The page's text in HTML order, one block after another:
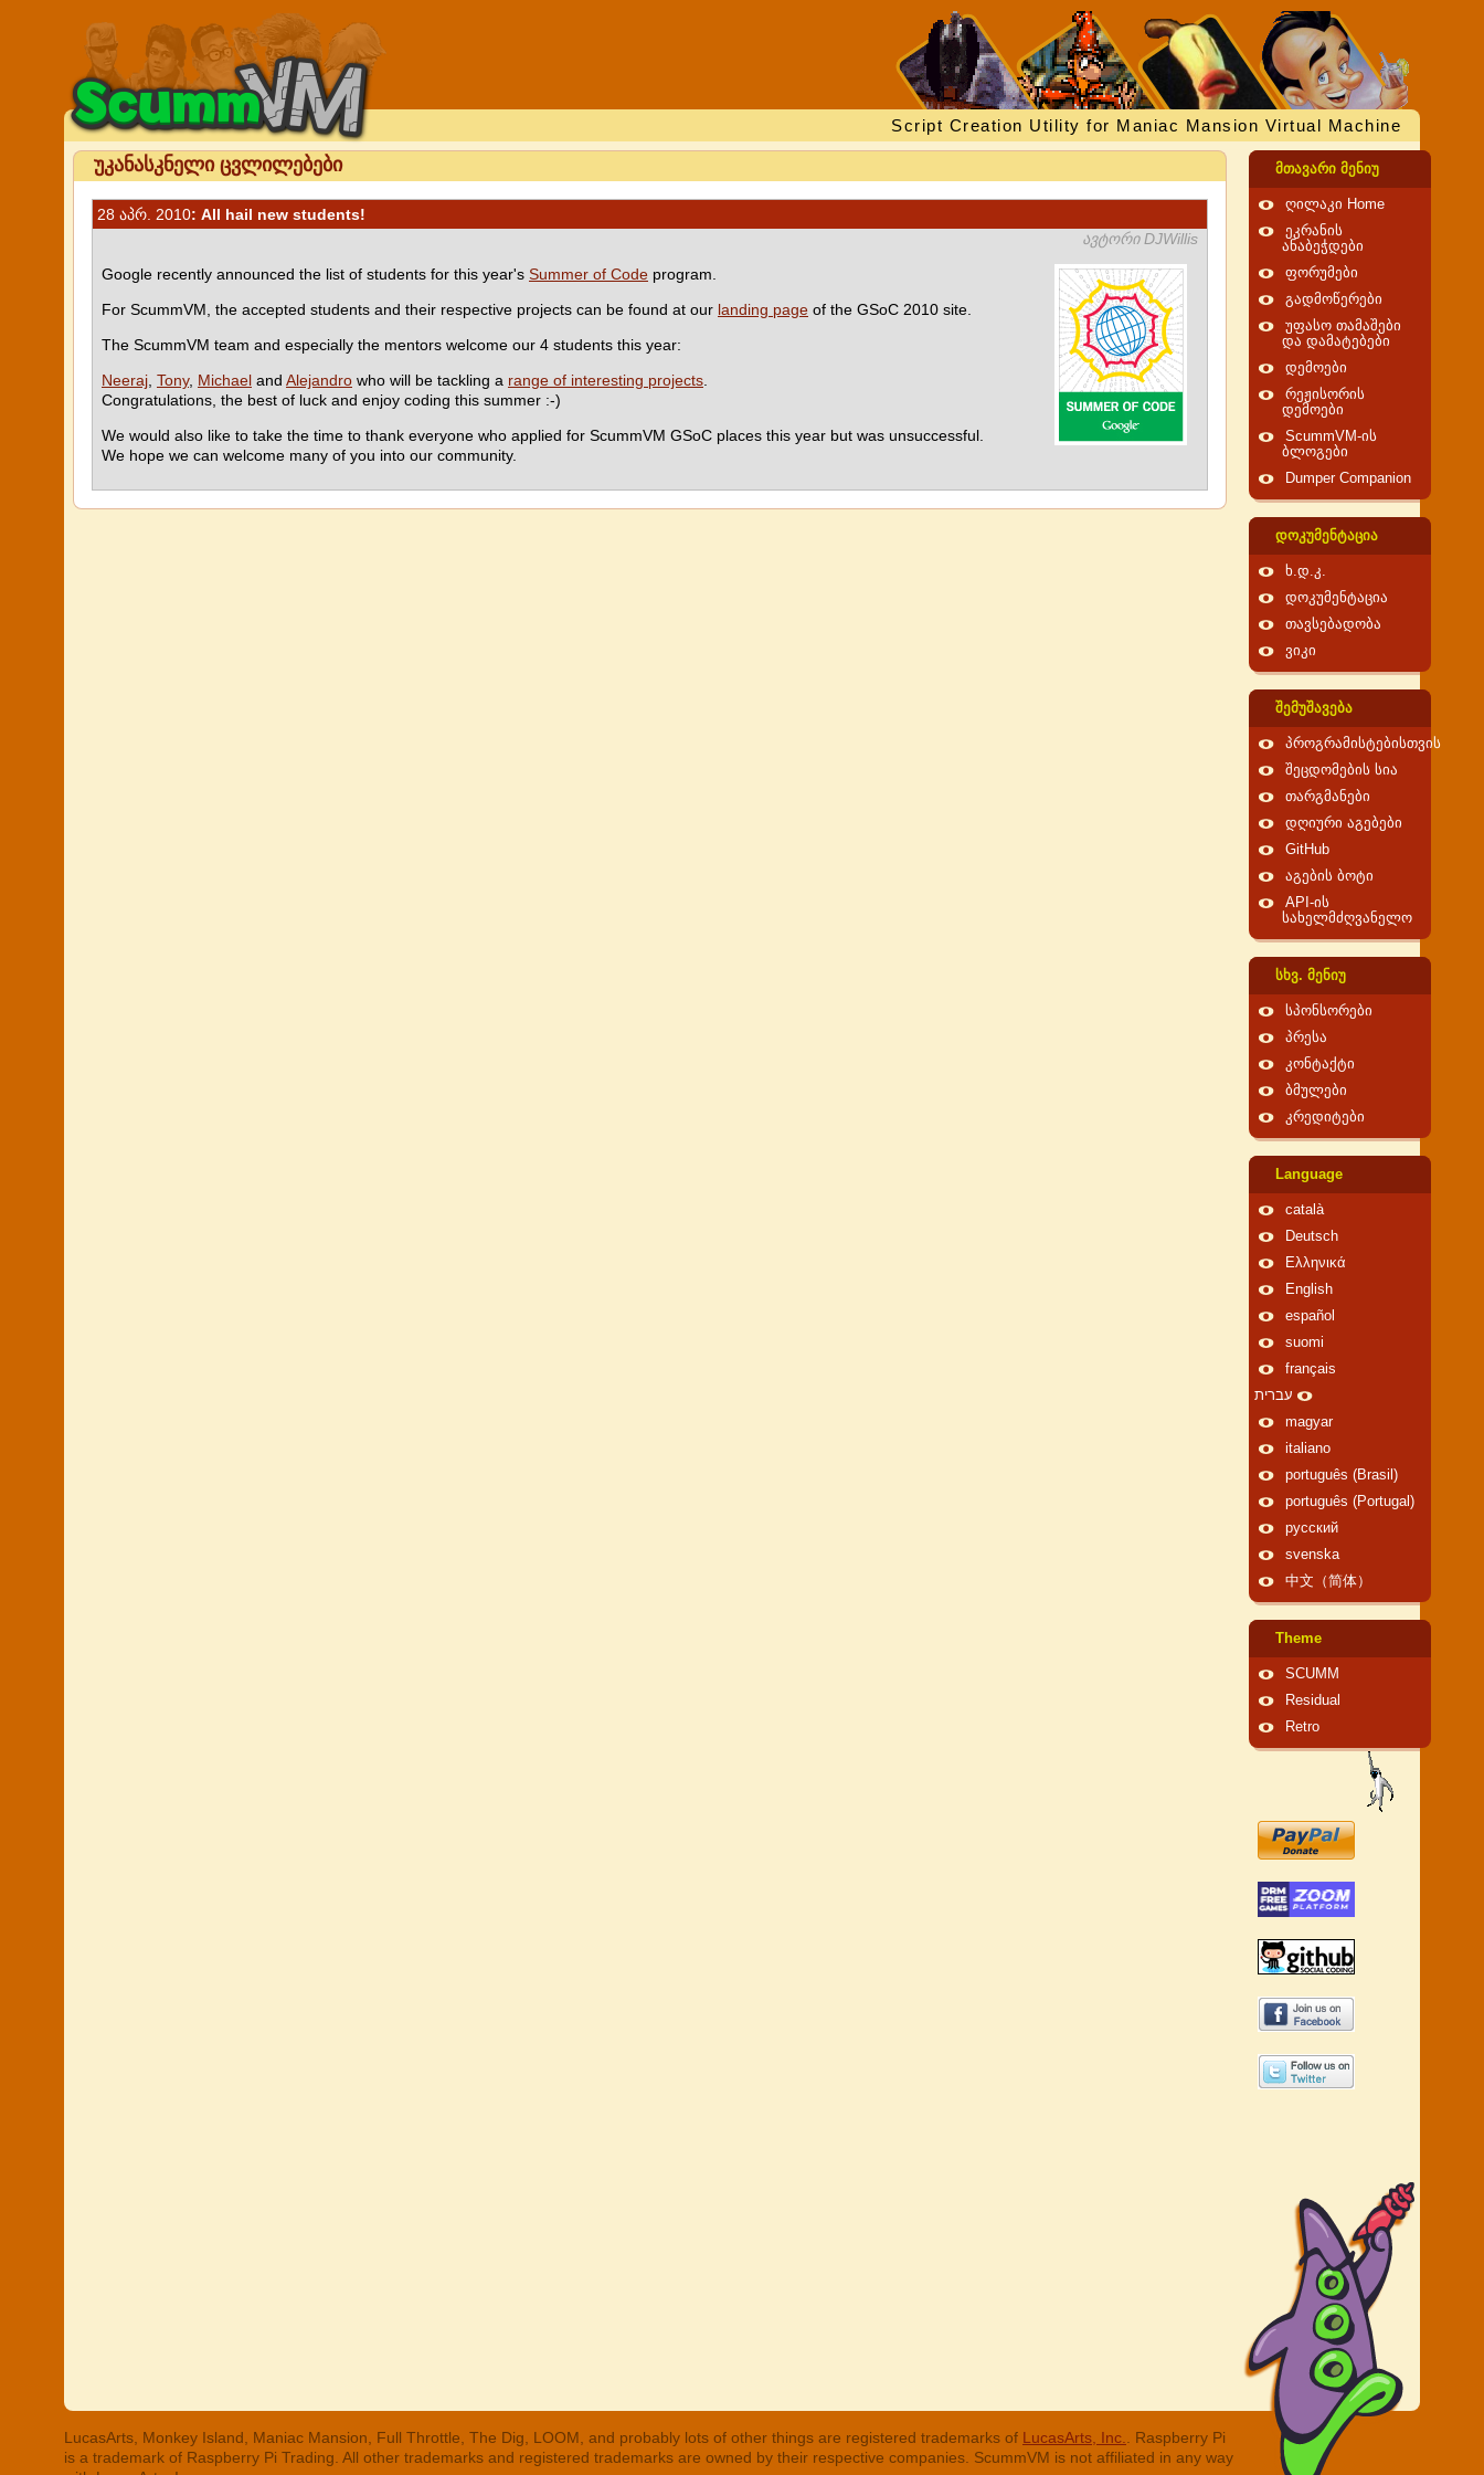
Script Creation Utility for Maniac Mansion Virtual Machine
უკანასკნელი ცვლილებები
28 აპრ. 2010: All hail new students!
ავტორი DJWillis
Google recently announced the list of students for this year's Summer of Code program.
For ScummVM, the accepted students and their respective projects can be found at our landing page of the GSoC 2010 site.
The ScummVM team and especially the mentors welcome our 4 students this year:
Neeraj Tony, Michael and Alejandro who will be tackling a range of interesting projects
Congratulations, the best of luck and enjoy coding this summer :-)
We would also like to take the time to thank everyone who applied for ScummVM GSoC places this year but was unsuccessful.
We hope we can welcome many of you into our community.
მთავარი მენიუ
ღილაკი Home
ეკრანის
ანაბეჭდები
ფორუმები
გადმოწერები
უფასო თამაშები
და დამატებები
დემოები
რეჟისორის
დემოები
ScummVM-ის
ბლოგები
Dumper Companion
დოკუმენტაცია
ხ.დ.კ.
დოკუმენტაცია
თავსებადობა
ვიკი
შემუშავება
პროგრამისტებისთვის
შეცდომების სია
თარგმანები
დღიური აგებები
GitHub
აგების ბოტი
API-ის
სახელმძღვანელო
სხვ. მენიუ
სპონსორები
პრესა
კონტაქტი
ბმულები
კრედიტები
Language
català
Deutsch
Ελληνικά
English
español
suomi
français
עברית
magyar
italiano
português (Brasil)
português (Portugal)
русский
svenska
中文（简体）
Theme
SCUMM
Residual
Retro
LucasArts, Monkey Island, Maniac Mansion, Full Throttle, The Dig, LOOM, and probably lots of other things are registered trademarks of LucasArts, Inc.
. Raspberry Pi
is a trademark of Raspberry Pi Trading. All other trademarks and registered trademarks are owned by their respective companies. ScummVM is not affiliated in any way